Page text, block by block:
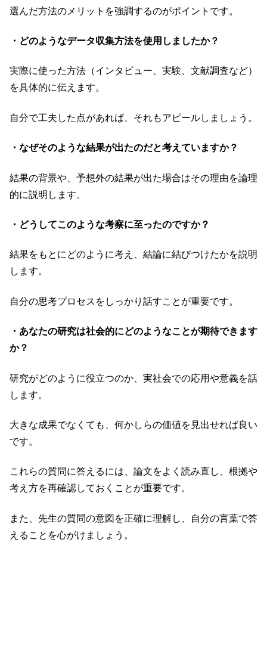
選んだ方法のメリットを強調するのがポイントです。
・どのようなデータ収集方法を使用しましたか？
実際に使った方法（インタビュー、実験、文献調査など）
を具体的に伝えます。
自分で工夫した点があれば、それもアピールしましょう。
・なぜそのような結果が出たのだと考えていますか？
結果の背景や、予想外の結果が出た場合はその理由を論理
的に説明します。
・どうしてこのような考察に至ったのですか？
結果をもとにどのように考え、結論に結びつけたかを説明
します。
自分の思考プロセスをしっかり話すことが重要です。
・あなたの研究は社会的にどのようなことが期待できます
か？
研究がどのように役立つのか、実社会での応用や意義を話
します。
大きな成果でなくても、何かしらの価値を見出せれば良い
です。
これらの質問に答えるには、論文をよく読み直し、根拠や
考え方を再確認しておくことが重要です。
また、先生の質問の意図を正確に理解し、自分の言葉で答
えることを心がけましょう。